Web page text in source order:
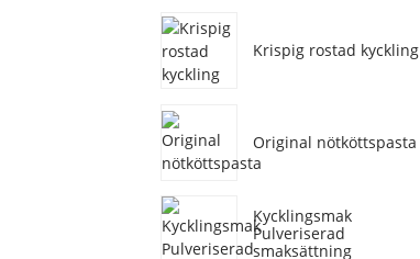
Krispig rostad kyckling
Original nötköttspasta
Kycklingsmak
Pulveriserad
smaksättning